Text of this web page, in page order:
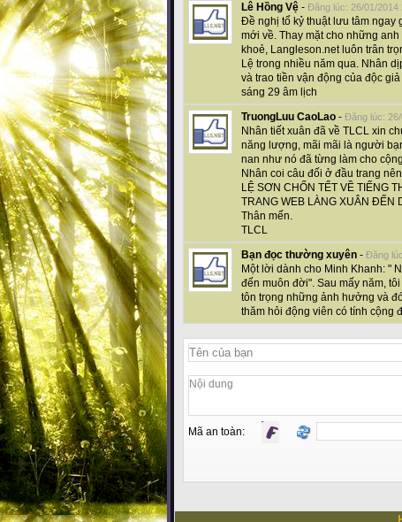
Lê Hồng Vệ - Đăng lúc: 26/01/2014
Đề nghị tổ kỷ thuật lưu tâm ngay
mới về. Thay mặt cho những
khoẻ, Langleson.net luôn trân
Lệ trong nhiều năm qua. Nhân
và trao tiền vận động của độc
sáng 29 âm lịch
TruongLuu CaoLao - Đăng lúc:
Nhân tiết xuân đã về TLCL xin
năng lượng, mãi mãi là người
nan như nó đã từng làm cho
Nhân coi câu đối ở đầu trang
LỆ SƠN CHỐN TẾT VỀ TIẾNG
TRANG WEB LÀNG XUÂN ĐẾN
Thân mến.
TLCL
Bạn đọc thường xuyên - Đăng
Một lời dành cho Minh Khanh: "
đến muôn đời". Sau mấy năm,
tôn trọng những ảnh hưởng và
thăm hỏi động viên có tính cộng
Mã an toàn: